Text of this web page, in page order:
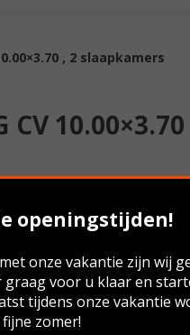
, 2 slaapkamers
openingstijden!
onze vakantie zijn wij
graag voor u klaar en
tijdens onze vakantie
zomer!